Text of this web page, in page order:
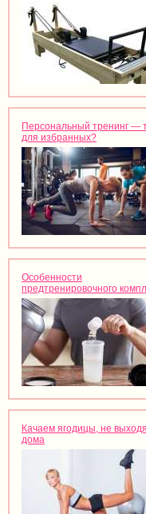
Персональный тренинг —
для избранных?
Особенности
предтренировочного
Качаем ягодицы, не
дома